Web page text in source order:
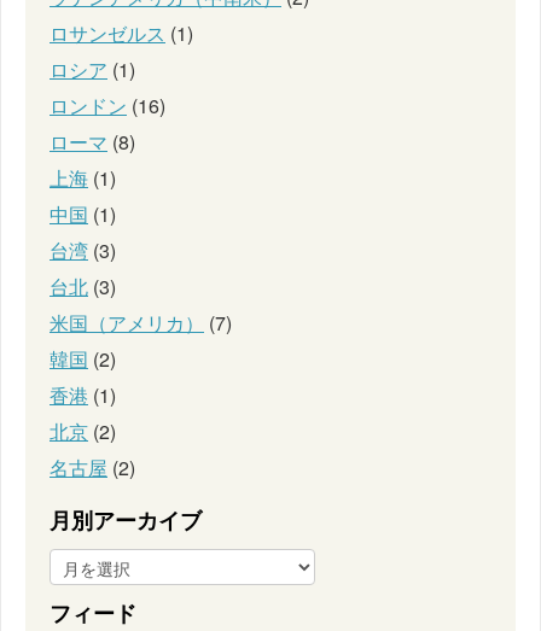
ロサンゼルス (1)
ロシア (1)
ロンドン (16)
ローマ (8)
上海 (1)
中国 (1)
台湾 (3)
台北 (3)
米国（アメリカ）
(7)
韓国 (2)
香港 (1)
北京 (2)
名古屋 (2)
月別アーカイブ
フィード